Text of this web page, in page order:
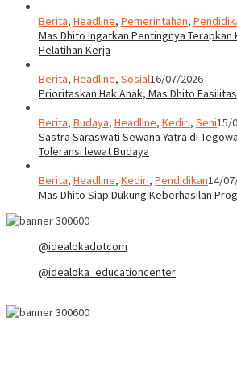
Berita, Headline, Pemerintahan,
Mas Dhito Ingatkan Pentingnya Terapkan
Pelatihan Kerja
Berita, Headline, Sosial16/07/2026
Prioritaskan Hak Anak, Mas Dhito
Berita, Budaya, Headline, Kediri, Seni15/
Sastra Saraswati Sewana Yatra di
Toleransi lewat Budaya
Berita, Headline, Kediri, Pendidikan14/
Mas Dhito Siap Dukung Keberhasilan
@idealokadotcom
@idealoka_educationcenter